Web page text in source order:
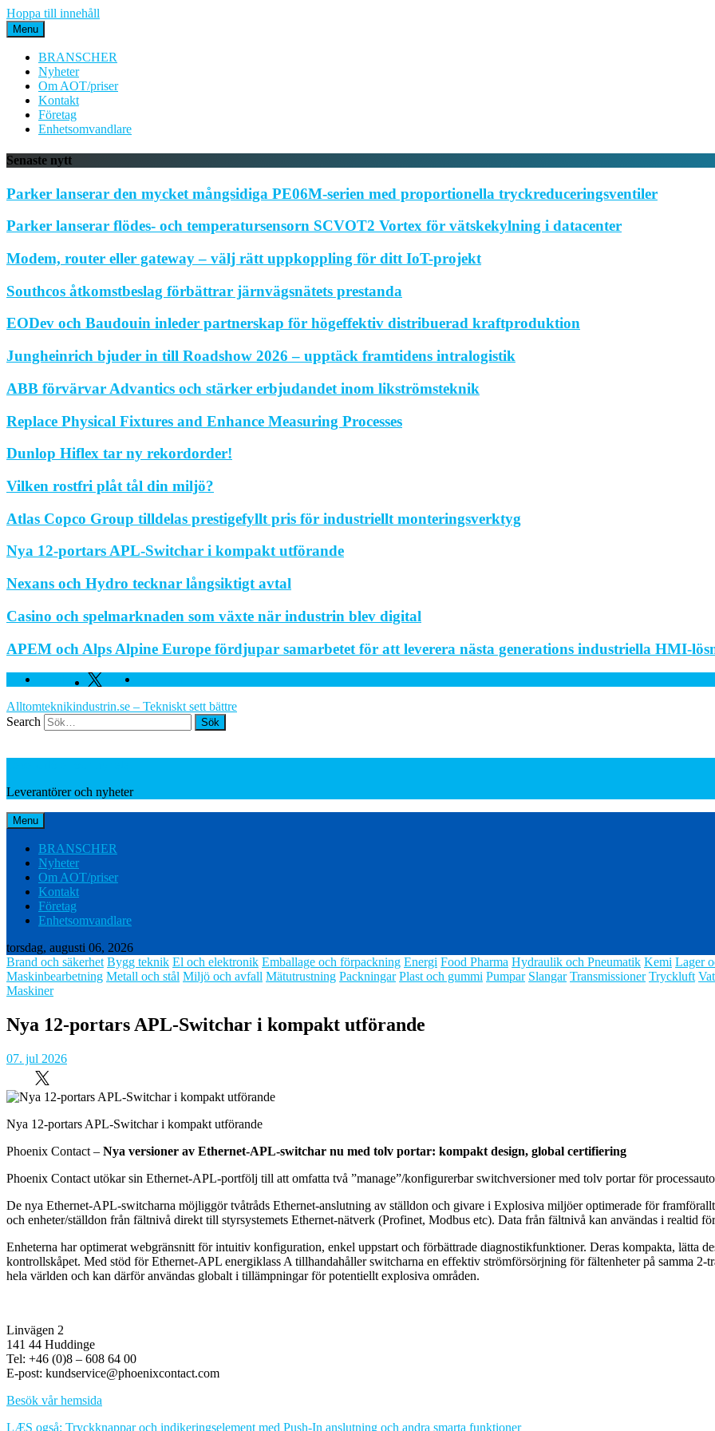
Hoppa till innehåll
Menu
BRANSCHER
Nyheter
Om AOT/priser
Kontakt
Företag
Enhetsomvandlare
Senaste nytt
Parker lanserar den mycket mångsidiga PE06M-serien med proportionella tryckreduceringsventiler
Parker lanserar flödes- och temperatursensorn SCVOT2 Vortex för vätskekylning i datacenter
Modem, router eller gateway – välj rätt uppkoppling för ditt IoT-projekt
Southcos åtkomstbeslag förbättrar järnvägsnätets prestanda
EODev och Baudouin inleder partnerskap för högeffektiv distribuerad kraftproduktion
Jungheinrich bjuder in till Roadshow 2026 – upptäck framtidens intralogistik
ABB förvärvar Advantics och stärker erbjudandet inom likströmsteknik
Replace Physical Fixtures and Enhance Measuring Processes
Dunlop Hiflex tar ny rekordorder!
Vilken rostfri plåt tål din miljö?
Atlas Copco Group tilldelas prestigefyllt pris för industriellt monteringsverktyg
Nya 12-portars APL-Switchar i kompakt utförande
Nexans och Hydro tecknar långsiktigt avtal
Casino och spelmarknaden som växte när industrin blev digital
APEM och Alps Alpine Europe fördjupar samarbetet för att leverera nästa generations industriella HMI-
Facebook Twitter
Alltomteknikindustrin.se – Tekniskt sett bättre
Search
Leverantörer och nyheter
Menu
BRANSCHER
Nyheter
Om AOT/priser
Kontakt
Företag
Enhetsomvandlare
torsdag, augusti 06, 2026
Brand och säkerhet Bygg teknik El och elektronik Emballage och förpackning Energi Food Pharma Hydraulik och Pneumatik Kemi Lager
Maskinbearbetning Metall och stål Miljö och avfall Mätutrustning Packningar Plast och gummi Pumpar Slangar Transmissioner Tryckluft
Maskiner
Nya 12-portars APL-Switchar i kompakt utförande
07. jul 2026
Nya 12-portars APL-Switchar i kompakt utförande
Phoenix Contact – Nya versioner av Ethernet-APL-switchar nu med tolv portar: kompakt design, global certifiering
Phoenix Contact utökar sin Ethernet-APL-portfölj till att omfatta två ”manage”/konfigurerbar switchversioner med tolv portar för
De nya Ethernet-APL-switcharna möjliggör tvåtråds Ethernet-anslutning av ställdon och givare i Explosiva miljöer optimerade för
och enheter/ställdon från fältnivå direkt till styrsystemets Ethernet-nätverk (Profinet, Modbus etc). Data från fältnivå kan användas i realtid
Enheterna har optimerat webgränsnitt för intuitiv konfiguration, enkel uppstart och förbättrade diagnostikfunktioner. Deras kompakta, lätta
kontrollskåpet. Med stöd för Ethernet-APL energiklass A tillhandahåller switcharna en effektiv strömförsörjning för fältenheter på samma 2-
hela världen och kan därför användas globalt i tillämpningar för potentiellt explosiva områden.
Linvägen 2
141 44 Huddinge
Tel: +46 (0)8 – 608 64 00
E-post: kundservice@phoenixcontact.com
Besök vår hemsida
LÆS også: Tryckknappar och indikeringselement med Push-In anslutning och andra smarta funktioner